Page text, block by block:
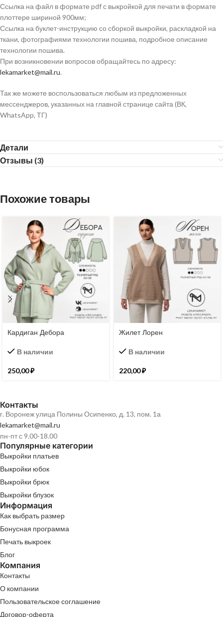
Ссылка на файл в формате pdf с выкройкой для печати в формате
плоттере шириной 900мм;
Ссылка на буклет-инструкцию со сборкой выкройки, раскладкой на
ткани, фотографиями технологии пошива, подробное описание
технологии пошива.
При возникновении вопросов обращайтесь по адресу:
lekamarket@mail.ru.
Так же можете воспользоваться любым из предложенных
мессенджеров, указанных на главной странице сайта (ВК,
WhatsApp, ТГ)
Детали
Отзывы (3)
Похожие товары
Кардиган Дебора
В наличии
250,00₽
Жилет Лорен
В наличии
220,00₽
Контакты
г. Воронеж улица Полины Осипенко, д. 13, пом. 1а
lekamarket@mail.ru
пн-пт с 9.00-18.00
Популярные категории
Выкройки платьев
Выкройки юбок
Выкройки брюк
Выкройки блузок
Информация
Как выбрать размер
Бонусная программа
Печать выкроек
Блог
Компания
Контакты
О компании
Пользовательское соглашение
Договор-оферта